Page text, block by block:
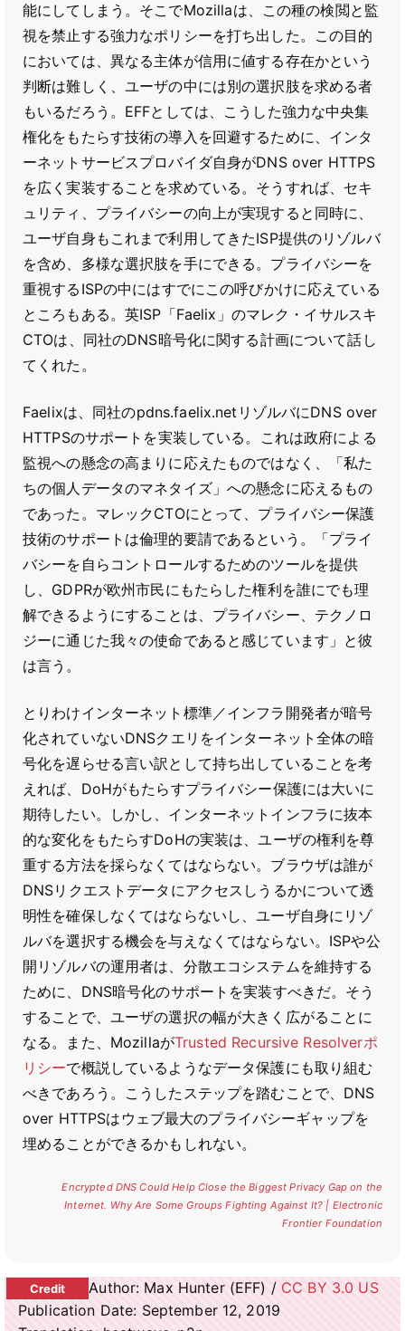
能にしてしまう。そこでMozillaは、この種の検閲と監
視を禁止する強力なポリシーを打ち出した。この目的
においては、異なる主体が信用に値する存在かという
判断は難しく、ユーザの中には別の選択肢を求める者
もいるだろう。EFFとしては、こうした強力な中央集
権化をもたらす技術の導入を回避するために、インタ
ーネットサービスプロバイダ自身がDNS over HTTPS
を広く実装することを求めている。そうすれば、セキ
ュリティ、プライバシーの向上が実現すると同時に、
ユーザ自身もこれまで利用してきたISP提供のリゾルバ
を含め、多様な選択肢を手にできる。プライバシーを
重視するISPの中にはすでにこの呼びかけに応えている
ところもある。英ISP「Faelix」のマレク・イサルスキ
CTOは、同社のDNS暗号化に関する計画について話し
てくれた。
Faelixは、同社のpdns.faelix.netリゾルバにDNS over
HTTPSのサポートを実装している。これは政府による
監視への懸念の高まりに応えたものではなく、「私た
ちの個人データのマネタイズ」への懸念に応えるもの
であった。マレックCTOにとって、プライバシー保護
技術のサポートは倫理的要請であるという。「プライ
バシーを自らコントロールするためのツールを提供
し、GDPRが欧州市民にもたらした権利を誰にでも理
解できるようにすることは、プライバシー、テクノロ
ジーに通じた我々の使命であると感じています」と彼
は言う。
とりわけインターネット標準／インフラ開発者が暗号
化されていないDNSクエリをインターネット全体の暗
号化を遅らせる言い訳として持ち出していることを考
えれば、DoHがもたらすプライバシー保護には大いに
期待したい。しかし、インターネットインフラに抜本
的な変化をもたらすDoHの実装は、ユーザの権利を尊
重する方法を採らなくてはならない。ブラウザは誰が
DNSリクエストデータにアクセスしうるかについて透
明性を確保しなくてはならないし、ユーザ自身にリゾ
ルバを選択する機会を与えなくてはならない。ISPや公
開リゾルバの運用者は、分散エコシステムを維持する
ために、DNS暗号化のサポートを実装すべきだ。そう
することで、ユーザの選択の幅が大きく広がることに
なる。また、MozillaがTrusted Recursive Resolverポ
リシーで概説しているようなデータ保護にも取り組む
べきであろう。こうしたステップを踏むことで、DNS
over HTTPSはウェブ最大のプライバシーギャップを
埋めることができるかもしれない。
Encrypted DNS Could Help Close the Biggest Privacy Gap on the
Internet. Why Are Some Groups Fighting Against It? | Electronic
Frontier Foundation
Author: Max Hunter (EFF) / CC BY 3.0 US
Publication Date: September 12, 2019